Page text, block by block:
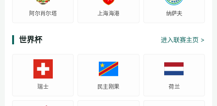
阿尔肖尔塔 上海海港 纳萨夫
世界杯 进入联赛主页 >
瑞士 民主刚果 荷兰